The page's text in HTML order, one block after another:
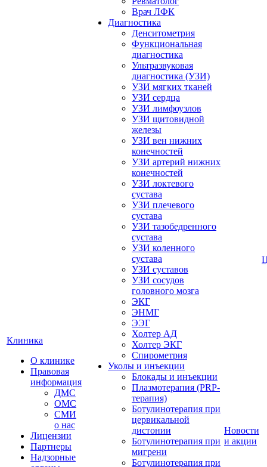
Клиника
О клинике
Правовая
информация
ДМС
ОМС
СМИ
о нас
Лицензии
Партнеры
Надзорные
Врач ЛФК
Диагностика
Денситометрия
Функциональная
диагностика
Ультразвуковая
диагностика (УЗИ)
УЗИ мягких тканей
УЗИ сердца
УЗИ лимфоузлов
УЗИ щитовидной
железы
УЗИ вен нижних
конечностей
УЗИ артерий нижних
конечностей
УЗИ локтевого
сустава
УЗИ плечевого
сустава
УЗИ тазобедренного
сустава
УЗИ коленного
сустава
УЗИ суставов
УЗИ сосудов
головного мозга
ЭКГ
ЭНМГ
ЭЭГ
Холтер АД
Холтер ЭКГ
Спирометрия
Уколы и инъекции
Блокады и инъекции
Плазмотерапия (PRP-
терапия)
Ботулинотерапия при
цервикальной
дистонии
Ботулинотерапия при
мигрени
Ботулинотерапия при
Новости
и акции